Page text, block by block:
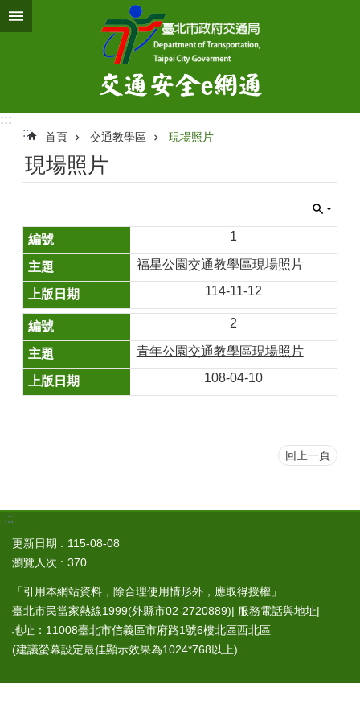
跳到主要內容區塊
:::
:::
首頁 交通教學區 現場照片
現場照片
1
福星公園交通教學區現場照片
114-11-12
2
青年公園交通教學區現場照片
108-04-10
回上一頁
:::
更新日期
115-08-08
瀏覽人次
370
「引用本網站資料，除合理使用情形外，應取得授權」
臺北市民當家熱線1999(外縣市02-2720889)| 服務電話與地址|
地址：11008臺北市信義區市府路1號6樓北區西北區
(建議螢幕設定最佳顯示效果為1024*768以上)